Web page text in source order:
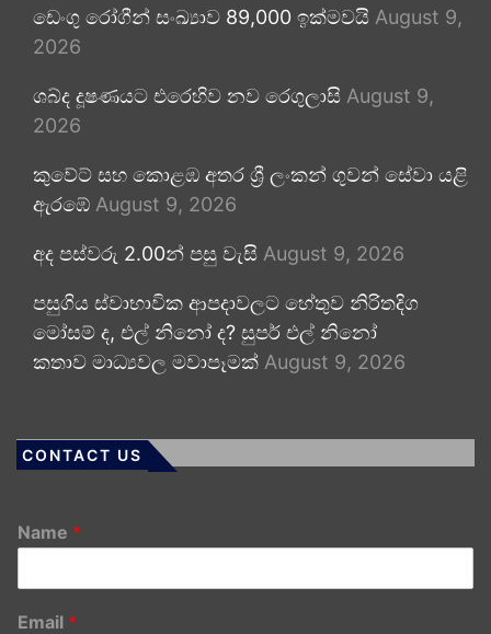
ඩෙංගු රෝගීන් සංඛ්‍යාව 89,000 ඉක්මවයි August 9,
2026
ශබ්ද දූෂණයට එරෙහිව නව රෙගුලාසි August 9,
2026
කුවේට් සහ කොළඹ අතර ශ්‍රී ලංකන් ගුවන් සේවා යළි
ඇරඹේ August 9, 2026
අද පස්වරු 2.00න් පසු වැසි August 9, 2026
පසුගිය ස්වාභාවික ආපදාවලට හේතුව නිරිතදිග
මෝසම් ද, එල් නිනෝ ද? සුපර් එල් නිනෝ
කතාව මාධ්‍යවල මවාපෑමක් August 9, 2026
CONTACT US
Name *
Email *